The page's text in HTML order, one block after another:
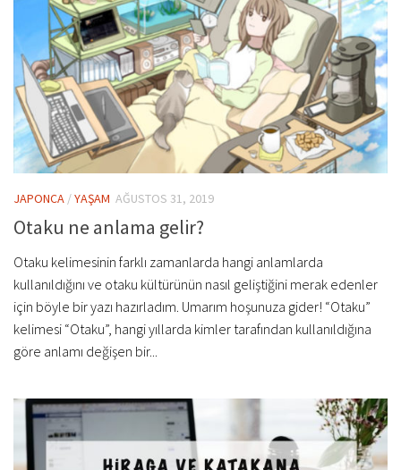
JAPONCA /YAŞAM AĞUSTOS 31, 2019
Otaku ne anlama gelir?
Otaku kelimesinin farklı zamanlarda hangi anlamlarda
kullanıldığını ve otaku kültürünün nasıl geliştiğini merak edenler
için böyle bir yazı hazırladım. Umarım hoşunuza gider! “Otaku”
kelimesi “Otaku”, hangi yıllarda kimler tarafından kullanıldığına
göre anlamı değişen bir...